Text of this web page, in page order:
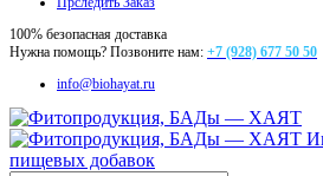
100% безопасная доставка
Нужна помощь? Позвоните нам: +7 (928) 677 50 50
info@biohayat.ru
пищевых добавок